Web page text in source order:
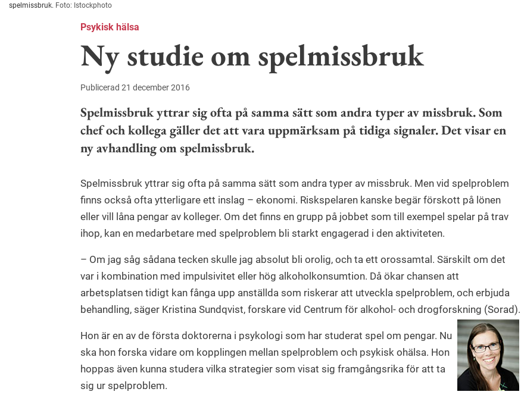
spelmissbruk. Foto: Istockphoto
Psykisk hälsa
Ny studie om spelmissbruk
Publicerad 21 december 2016
Spelmissbruk yttrar sig ofta på samma sätt som andra typer av missbruk. Som
chef och kollega gäller det att vara uppmärksam på tidiga signaler. Det visar en
ny avhandling om spelmissbruk.
Spelmissbruk yttrar sig ofta på samma sätt som andra typer av missbruk. Men vid spelproblem
finns också ofta ytterligare ett inslag – ekonomi. Riskspelaren kanske begär förskott på lönen
eller vill låna pengar av kolleger. Om det finns en grupp på jobbet som till exempel spelar på trav
ihop, kan en medarbetare med spelproblem bli starkt engagerad i den aktiviteten.
– Om jag såg sådana tecken skulle jag absolut bli orolig, och ta ett orossamtal. Särskilt om det
var i kombination med impulsivitet eller hög alkoholkonsumtion. Då ökar chansen att
arbetsplatsen tidigt kan fånga upp anställda som riskerar att utveckla spelproblem, och erbjuda
behandling, säger Kristina Sundqvist, forskare vid Centrum för alkohol- och drogforskning (Sorad).
Hon är en av de första doktorerna i psykologi som har studerat spel om pengar. Nu
ska hon forska vidare om kopplingen mellan spelproblem och psykisk ohälsa. Hon
hoppas även kunna studera vilka strategier som visat sig framgångsrika för att ta
sig ur spelproblem.